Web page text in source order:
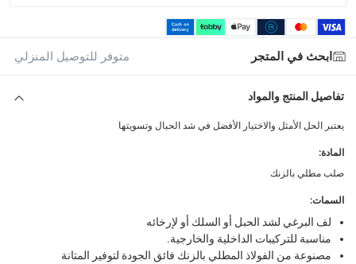
مشبك ربط بحلقة وخطاف فولاذ مطلي بالزنك سوكي 60 ملم × M6
ابحث في المتجر متوفر للتوصيل المنزلي
تفاصيل المنتج والمواد
يعتبر الحل الأمثل والاختيار الأفضل في شد الحبال وتسويتها
المادة:
صلب مطلي بالزنك
السمات:
لف البرغي لشد الحبل أو السلك أو لإرخائه
مناسبة للتركيبات الداخلية والخارجية.
مصنوعة من الفولاذ المطلي بالزنك فائق الجودة لتوفير المتانة